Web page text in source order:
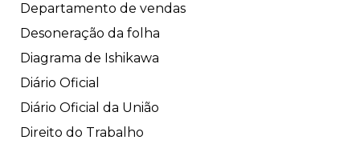
Departamento de vendas
Desoneração da folha
Diagrama de Ishikawa
Diário Oficial
Diário Oficial da União
Direito do Trabalho